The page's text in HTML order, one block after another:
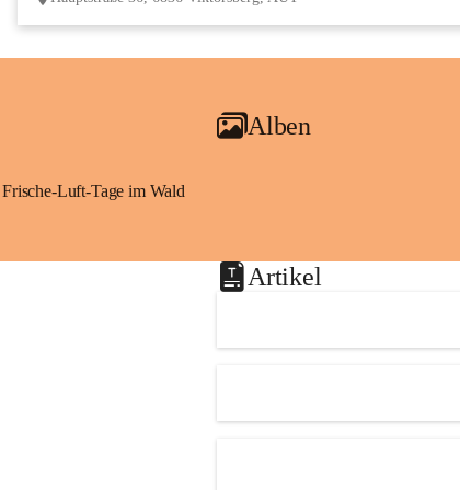
Alben
Frische-Luft-Tage im Wald
Artikel